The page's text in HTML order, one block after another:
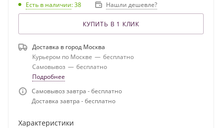
Есть в наличии: 38 Нашли дешевле?
КУПИТЬ В 1 КЛИК
Доставка в город Москва
Курьером по Москве — бесплатно
Самовывоз — бесплатно
Подробнее
Самовывоз завтра - бесплатно
Доставка завтра - бесплатно
Характеристики